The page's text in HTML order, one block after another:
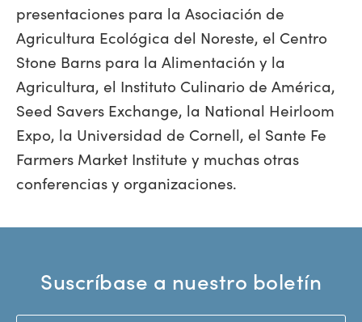
presentaciones para la Asociación de
Agricultura Ecológica del Noreste, el Centro
Stone Barns para la Alimentación y la
Agricultura, el Instituto Culinario de América,
Seed Savers Exchange, la National Heirloom
Expo, la Universidad de Cornell, el Sante Fe
Farmers Market Institute y muchas otras
conferencias y organizaciones.
Suscríbase a nuestro boletín